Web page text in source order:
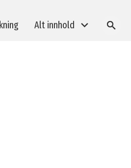
Alt innhold SØK